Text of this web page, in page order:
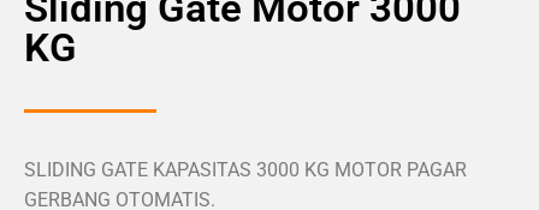
KG
SLIDING GATE KAPASITAS 3000 KG MOTOR PAGAR
GERBANG OTOMATIS.